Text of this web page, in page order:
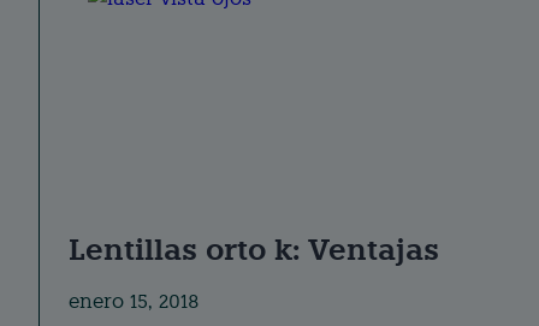
Lentillas orto k: Ventajas
enero 15, 2018